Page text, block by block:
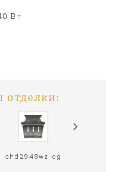
Вт
отделки:
chd2948wz-cg